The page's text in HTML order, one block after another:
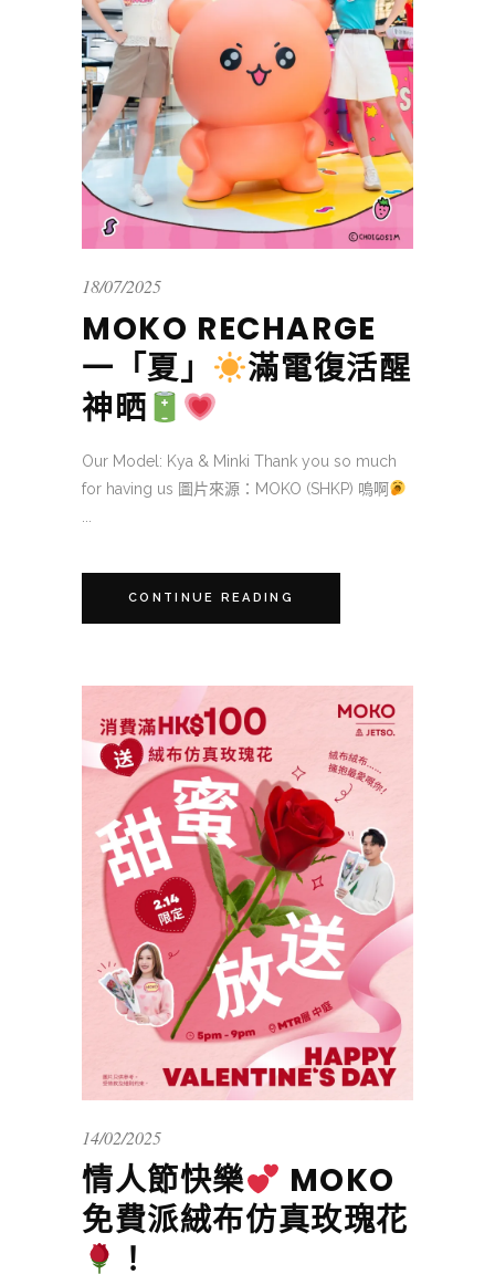
18/07/2025
MOKO RECHARGE
一「夏」
滿電復活醒
神晒
Our Model: Kya & Minki Thank you so much
for having us 圖片來源：MOKO (SHKP) 嗚啊
CONTINUE READING
14/02/2025
情人節快樂
MOKO
免費派絨布仿真玫瑰花
！